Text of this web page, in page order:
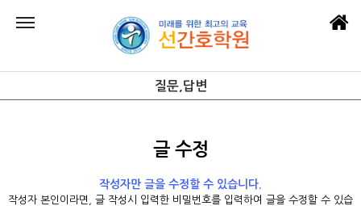
질문,답변
글 수정
작성자만 글을 수정할 수 있습니다.
작성자 본인이라면, 글 작성시 입력한 비밀번호를 입력하여 글을 수정할 수 있습